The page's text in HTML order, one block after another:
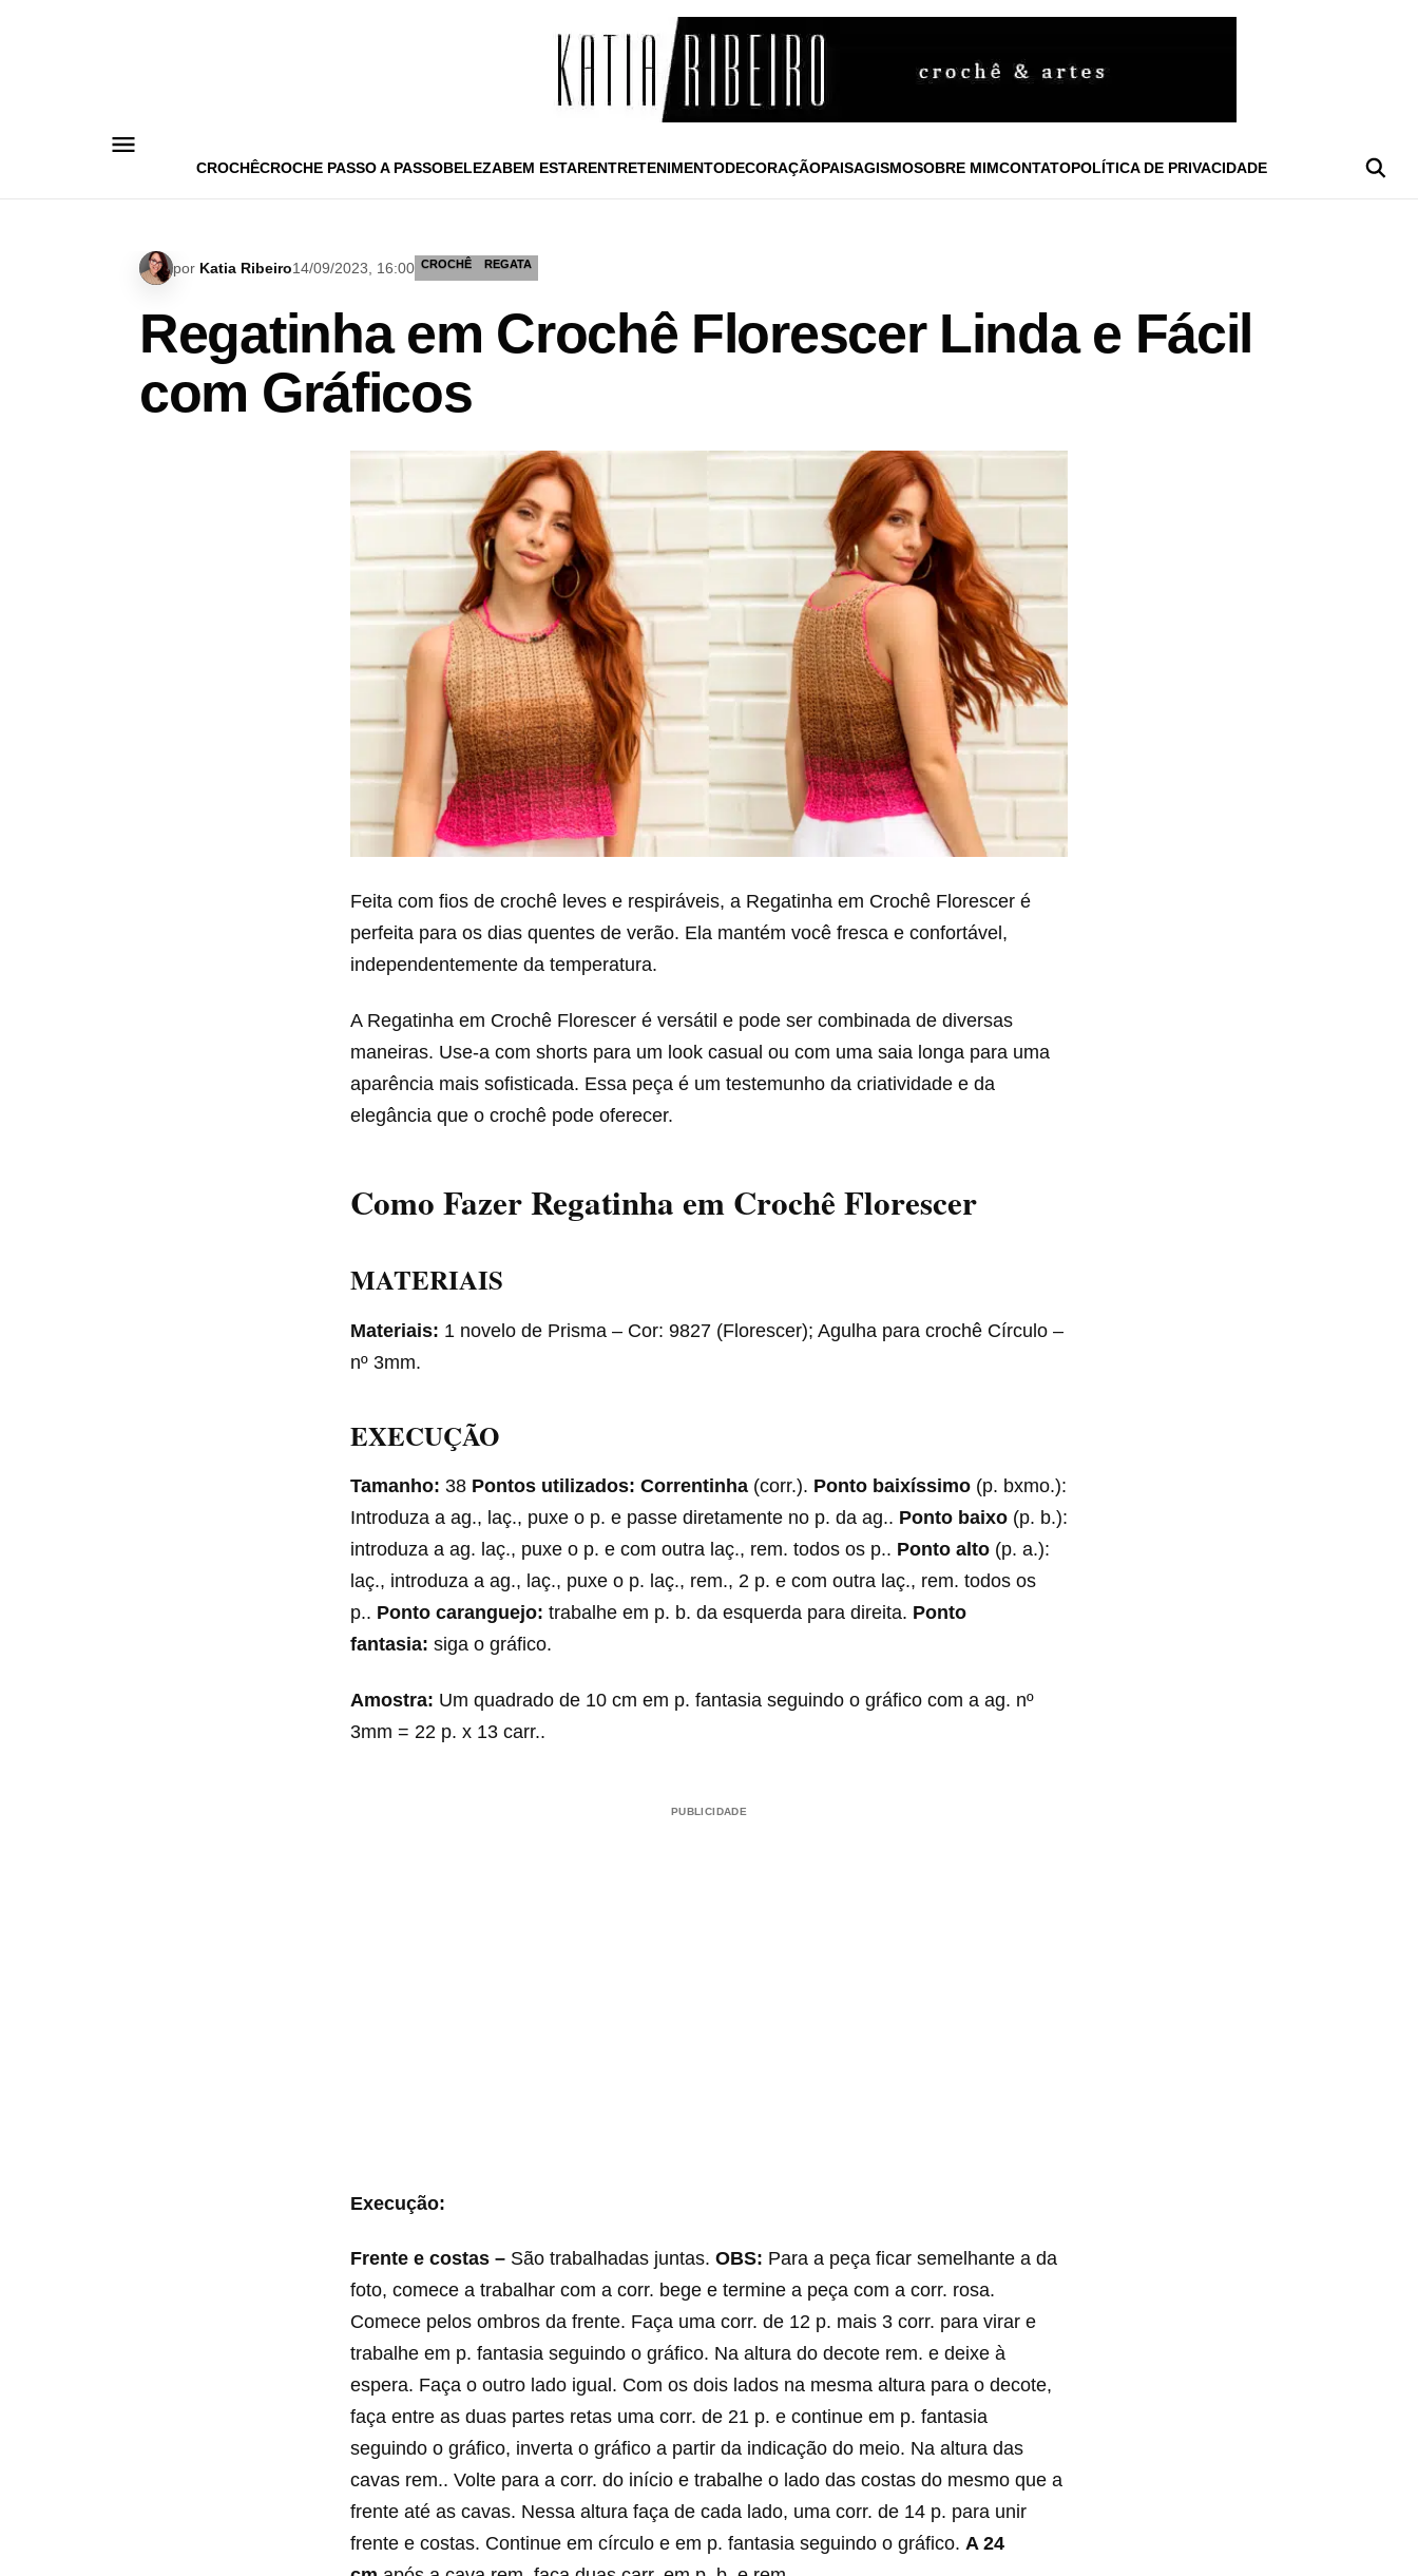
CROCHÊCROCHE PASSO A PASSOBELEZABEM ESTARENTRETENIMENTODECORAÇÃOPAISAGISMOSOBRE MIMCONTATOPOLÍTICA DE PRIVACIDADE
por Katia Ribeiro14/09/2023, 16:00 CROCHÊ REGATA
Regatinha em Crochê Florescer Linda e Fácil
com Gráficos
Feita com fios de crochê leves e respiráveis, a Regatinha em Crochê Florescer é
perfeita para os dias quentes de verão. Ela mantém você fresca e confortável,
independentemente da temperatura.
A Regatinha em Crochê Florescer é versátil e pode ser combinada de diversas
maneiras. Use-a com shorts para um look casual ou com uma saia longa para uma
aparência mais sofisticada. Essa peça é um testemunho da criatividade e da
elegância que o crochê pode oferecer.
Como Fazer Regatinha em Crochê Florescer
MATERIAIS
Materiais: 1 novelo de Prisma – Cor: 9827 (Florescer); Agulha para crochê Círculo –
nº 3mm.
EXECUÇÃO
Tamanho: 38 Pontos utilizados: Correntinha (corr.). Ponto baixíssimo (p. bxmo.):
Introduza a ag., laç., puxe o p. e passe diretamente no p. da ag.. Ponto baixo (p. b.):
introduza a ag. laç., puxe o p. e com outra laç., rem. todos os p.. Ponto alto (p. a.):
laç., introduza a ag., laç., puxe o p. laç., rem., 2 p. e com outra laç., rem. todos os
p.. Ponto caranguejo: trabalhe em p. b. da esquerda para direita. Ponto
fantasia: siga o gráfico.
Amostra: Um quadrado de 10 cm em p. fantasia seguindo o gráfico com a ag. nº
3mm = 22 p. x 13 carr..
PUBLICIDADE
Execução:
Frente e costas – São trabalhadas juntas. OBS: Para a peça ficar semelhante a da
foto, comece a trabalhar com a corr. bege e termine a peça com a corr. rosa.
Comece pelos ombros da frente. Faça uma corr. de 12 p. mais 3 corr. para virar e
trabalhe em p. fantasia seguindo o gráfico. Na altura do decote rem. e deixe à
espera. Faça o outro lado igual. Com os dois lados na mesma altura para o decote,
faça entre as duas partes retas uma corr. de 21 p. e continue em p. fantasia
seguindo o gráfico, inverta o gráfico a partir da indicação do meio. Na altura das
cavas rem.. Volte para a corr. do início e trabalhe o lado das costas do mesmo que a
frente até as cavas. Nessa altura faça de cada lado, uma corr. de 14 p. para unir
frente e costas. Continue em círculo e em p. fantasia seguindo o gráfico. A 24